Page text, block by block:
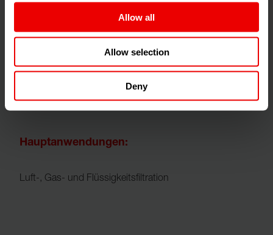
Allow all
Allow selection
Deny
und damit energieeffizient zu steigern, können sie
Hauptanwendungen:
Luft-, Gas- und Flüssigkeitsfiltration